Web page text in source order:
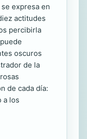
expresa en
actitudes
percibirla
oscuros
de la
de cada día:
a los